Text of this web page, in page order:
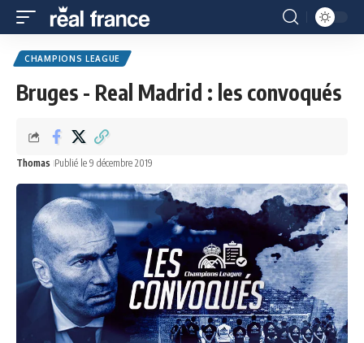
CHAMPIONS LEAGUE
Bruges - Real Madrid : les convoqués
Thomas Publié le 9 décembre 2019